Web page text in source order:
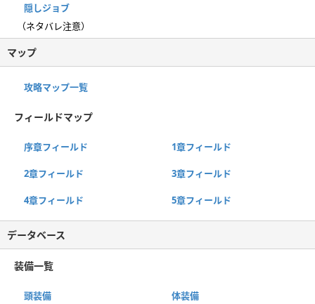
隠しジョブ
（ネタバレ注意）
マップ
攻略マップ一覧
フィールドマップ
序章フィールド 1章フィールド
2章フィールド 3章フィールド
4章フィールド 5章フィールド
データベース
装備一覧
頭装備 体装備